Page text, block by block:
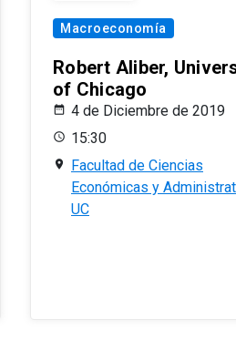
Macroeconomía
Robert Aliber,
of Chicago
4 de Diciembre de 2019
15:30
Facultad de Ciencias
Económicas y
UC